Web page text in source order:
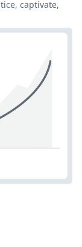
captivate,